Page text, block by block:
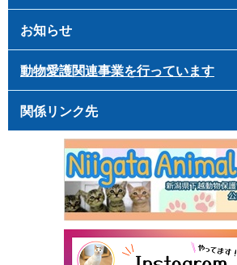
お知らせ
動物愛護関連事業を行っています
関係リンク先